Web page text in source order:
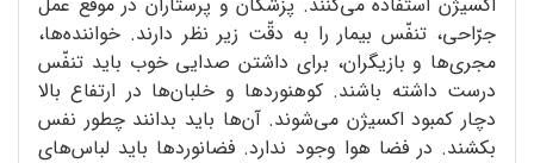
جرّاحی، تنفّس بیمار را به دقّت زیر نظر دارند. خواننده‌ها،
مجری‌ها و بازیگران، برای داشتن صدایی خوب باید تنفّس
درست داشته باشند. کوهنوردها و خلبان‌ها در ارتفاع بالا
دچار کمبود اکسیژن می‌شوند. آن‌ها باید بدانند چطور نفس
بکشند. در فضا هوا وجود ندارد. فضانوردها باید لباس‌های